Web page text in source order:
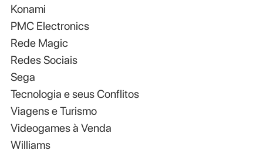
Konami
PMC Electronics
Rede Magic
Redes Sociais
Sega
Tecnologia e seus Conflitos
Viagens e Turismo
Videogames à Venda
Williams